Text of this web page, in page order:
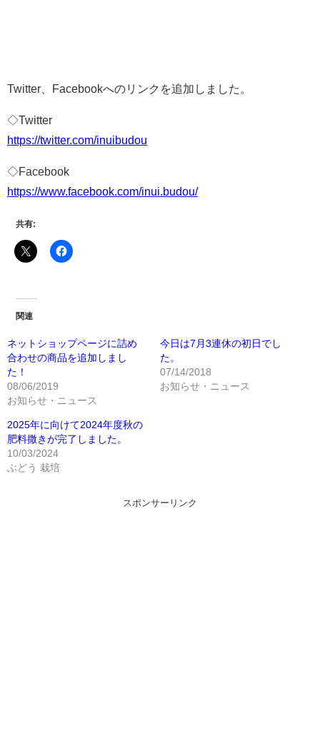
Twitter、Facebookへのリンクを追加しました。
◇Twitter
https://twitter.com/inuibudou
◇Facebook
https://www.facebook.com/inui.budou/
共有:
関連
ネットショップページに詰め
合わせの商品を追加しまし
た！
08/06/2019
お知らせ・ニュース
今日は7月3連休の初日でし
た。
07/14/2018
お知らせ・ニュース
2025年に向けて2024年度秋の
肥料撒きが完了しました。
10/03/2024
ぶどう 栽培
スポンサーリンク